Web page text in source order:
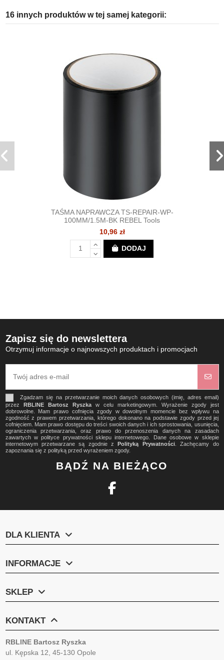
16 innych produktów w tej samej kategorii:
TAŚMA NAPRAWCZA TS-REPAIR-WP-
100MM/1.5M-BK REBEL Tools
10,96 zł
DODAJ
Zapisz się do newslettera
Otrzymuj informacje o najnowszych produktach i promocjach
Zgadzam się na przetwarzanie moich danych osobowych (imię, adres email)
przez RBLINE Bartosz Ryszkaw celu marketingowym. Wyrażenie zgody jest
dobrowolne. Mam prawo cofnięcia zgody w dowolnym momencie bez wpływu na
zgodność z prawem przetwarzania, którego dokonano na podstawie zgody przed jej
cofnięciem. Mam prawo dostępu do treści swoich danych i ich sprostowania, usunięcia,
ograniczenia przetwarzania, oraz prawo do przenoszenia danych na zasadach
zawartych w polityce prywatności sklepu internetowego. Dane osobowe w sklepie
internetowym przetwarzane są zgodnie zPolityką Prywatności. Zachęcamy do
zapoznania się z polityką przed wyrażeniem zgody.
BĄDŹ NA BIEŻĄCO
DLA KLIENTA
INFORMACJE
SKLEP
KONTAKT
RBLINE Bartosz Ryszka
ul. Kępska 12, 45-130 Opole